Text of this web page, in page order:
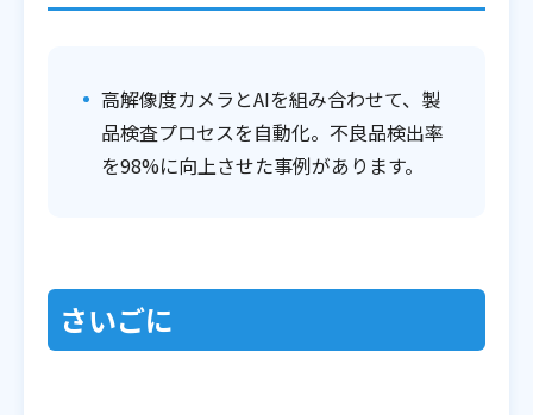
高解像度カメラとAIを組み合わせて、製
品検査プロセスを自動化。不良品検出率
を98%に向上させた事例があります。
さいごに